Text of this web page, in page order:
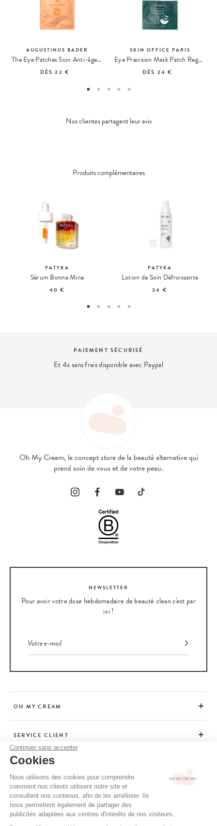
Continuer sans accepter
Cookies
Nous utilisons des cookies pour comprendre
comment nos clients utilisent notre site et
consultent nos contenus, afin de les améliorer. Ils
nous permettent également de partager des
publicités adaptées aux centres d'intérêts de nos visiteurs.
AUGUSTINUS BADER
The Eye Patches Soin Anti-âge pour les Yeux
DÈS22 €
SKIN OFFICE PARIS
Eye Precision Mask Patch Regard
DÈS 24 €
Nos clientes partagent leur avis
Produits complémentaires
PATYKA
Sérum Bonne Mine
40 €
PATYKA
Lotion de Soin Défroissante
34 €
Nous répondons à vos
Oh My Cream, le concept store de la beauté alternative qui
prend soin de vous et de votre peau.
NEWSLETTER
Pour avoir votre dose hebdomadaire de beauté clean c'est par
ici !
OH MY CREAM
SERVICE CLIENT
CONSEILS
CGV / CGU
MENTIONS LÉGALES